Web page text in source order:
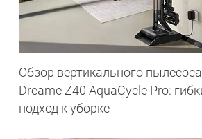
Обзор вертикального пылесоса
Dreame Z40 AquaCycle Pro:
подход к уборке